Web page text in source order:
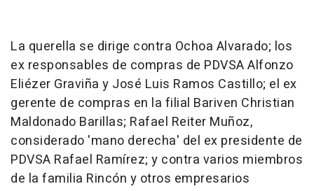
La querella se dirige contra Ochoa Alvarado; los
ex responsables de compras de PDVSA Alfonzo
Eliézer Graviña y José Luis Ramos Castillo; el ex
gerente de compras en la filial Bariven Christian
Maldonado Barillas; Rafael Reiter Muñoz,
considerado 'mano derecha' del ex presidente de
PDVSA Rafael Ramírez; y contra varios miembros
de la familia Rincón y otros empresarios